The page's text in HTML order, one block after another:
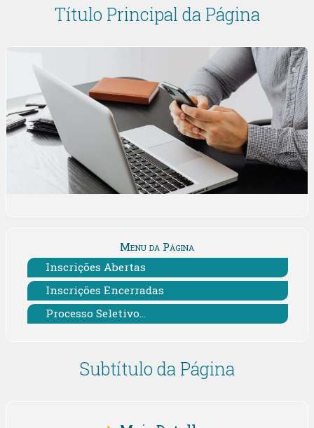
Título Principal da Página
Menu da Página
Inscrições Abertas
Inscrições Encerradas
Processo Seletivo...
Subtítulo da Página